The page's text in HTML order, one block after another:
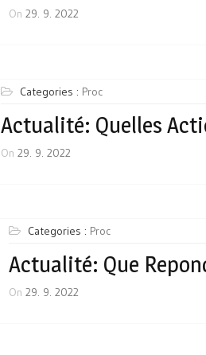
On 29. 9. 2022
Categories : Proc
Actualité: Quelles
On 29. 9. 2022
Categories : Proc
Actualité: Que
On 29. 9. 2022